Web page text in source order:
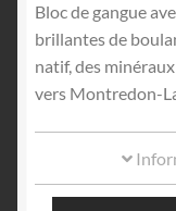
Bloc de gangue
brillantes de
natif, des
vers Montredon-